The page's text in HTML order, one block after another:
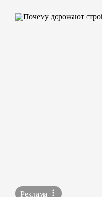
Реклама